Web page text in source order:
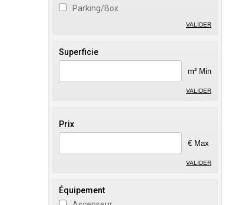
Parking/Box
VALIDER
Superficie
m² Min
VALIDER
Prix
€ Max
VALIDER
Équipement